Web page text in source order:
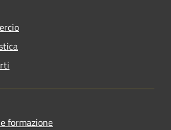
formazione